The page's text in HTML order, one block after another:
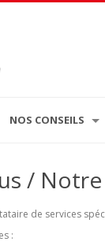
NOS CONSEILS
/
de services
: